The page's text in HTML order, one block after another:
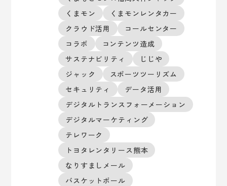
くまモン
くまモンレンタカー
クラウド活用
コールセンター
コラボ
コンテンツ造成
サステナビリティ
じじや
ジャック
スポーツツーリズム
セキュリティ
データ活用
デジタルトランスフォーメーション
デジタルマーケティング
テレワーク
トヨタレンタリース熊本
なりすましメール
バスケットボール